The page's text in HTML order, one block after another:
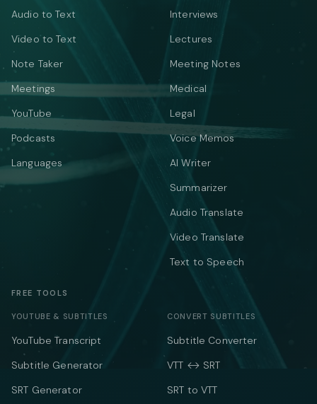
Audio to Text
Video to Text
Note Taker
Meetings
YouTube
Podcasts
Languages
Interviews
Lectures
Meeting Notes
Medical
Legal
Voice Memos
AI Writer
Summarizer
Audio Translate
Video Translate
Text to Speech
FREE TOOLS
YOUTUBE & SUBTITLES
YouTube Transcript
Subtitle Generator
SRT Generator
CONVERT SUBTITLES
Subtitle Converter
VTT ↔ SRT
SRT to VTT